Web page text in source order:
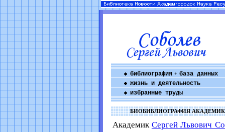
библиография + база данных
жизнь и деятельность
избранные труды
БИОБИБЛИОГРАФИЯ
Академик Сергей Львович